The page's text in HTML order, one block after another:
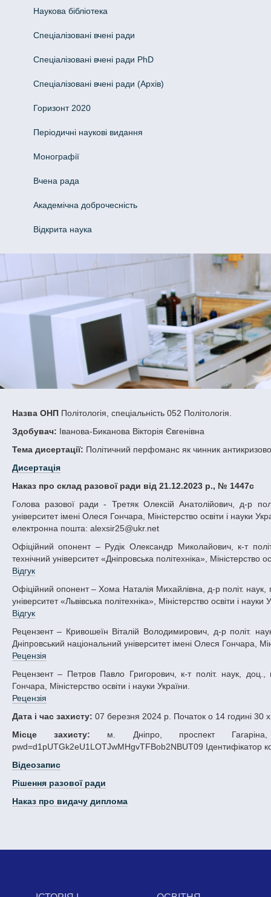
Наукова бібліотека
Спеціалізовані вчені ради
Спеціалізовані вчені ради PhD
Спеціалізовані вчені ради (Архів)
Горизонт 2020
Періодичні наукові видання
Монографії
Вчена рада
Академічна доброчесність
Відкрита наука
Назва ОНППолітологія, спеціальність 052 Політологія.
Здобувач: Іванова-Биканова Вікторія Євгенівна
Тема дисертації: Політичний перфоманс як чинник
Дисертація
Наказ про склад разової ради від 21.12.2023 р., № 1447с
Голова разової ради - Третяк Олексій Анатолійович, д-р політ. наук, проф., завідувач кафедри політології Дніпровський національний
університет імені Олеся Гончара, Міністерство освіти і науки
електронна пошта: alexsir25@ukr.net
Офіційний опонент – Рудік Олександр Миколайович, к-т політ. наук, доцент, доцент кафедри історії та політичної теорії, Національний
технічний університет «Дніпровська політехніка», Міністерство
Відгук
Офіційний опонент – Хома Наталія Михайлівна, д-р політ. наук, проф., професор кафедри політології та міжнародних відносин Національний
університет «Львівська політехніка», Міністерство освіти і науки
Відгук
Рецензент – Кривошеїн Віталій Володимирович, д-р політ. наук, проф., в.о. декана факультету суспільних наук та міжнародних відносин,
Дніпровський національний університет імені Олеся Гончара,
Рецензія
Рецензент – Петров Павло Григорович, к-т політ. наук, доц., міжнародних відносин Дніпровський національний університет імені Олеся
Гончара, Міністерство освіти і науки України.
Рецензія
Дата і час захисту: 07 березня 2024 р. Початок о 14 годині 30
Місце захисту: м. Дніпро, проспект Гагаріна,
pwd=d1pUTGk2eU1LOTJwMHgvTFBob2NBUT09 Ідентифікатор
Відеозапис
Рішення разової ради
Наказ про видачу диплома